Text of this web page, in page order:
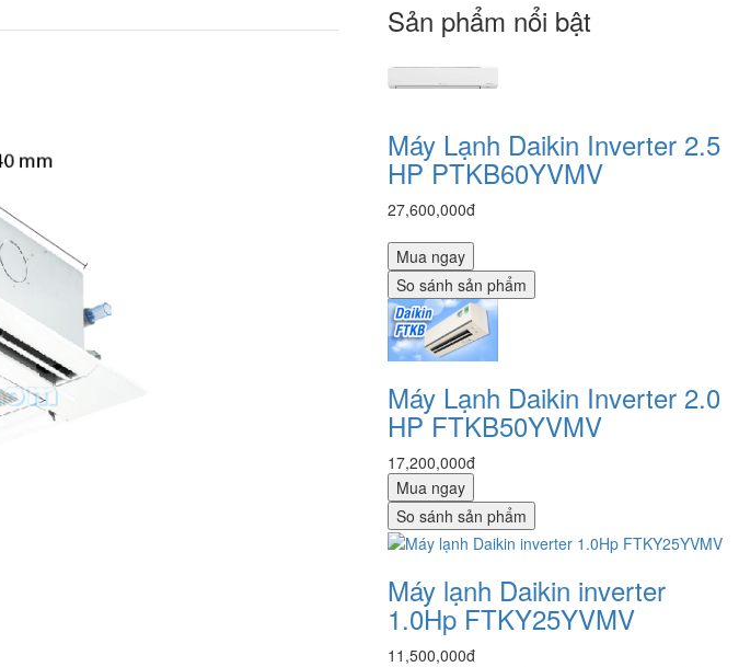
Sản phẩm nổi bật
Máy Lạnh Daikin Inverter 2.5
HP PTKB60YVMV
27,600,000đ
Mua ngay
So sánh sản phẩm
Máy Lạnh Daikin Inverter 2.0
HP FTKB50YVMV
17,200,000đ
Mua ngay
So sánh sản phẩm
Máy lạnh Daikin inverter
1.0Hp FTKY25YVMV
11,500,000đ